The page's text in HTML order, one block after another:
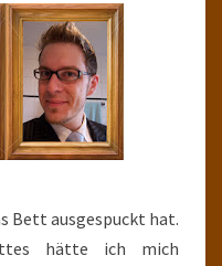
Bett ausgespuckt hat.
hätte ich mich